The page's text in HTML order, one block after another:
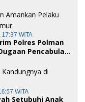
WITA
Polres Polman
Pencabulan
WITA
Setubuhi Anak